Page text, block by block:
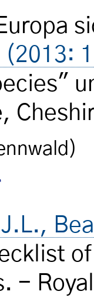
(2013:
-